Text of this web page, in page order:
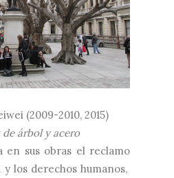
(2009-2010, 2015)
de árbol y acero
en sus obras el reclamo
los derechos humanos,